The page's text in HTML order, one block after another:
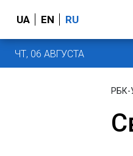
UA EN RU
ЧТ, 06 АВГУСТА
РБК-